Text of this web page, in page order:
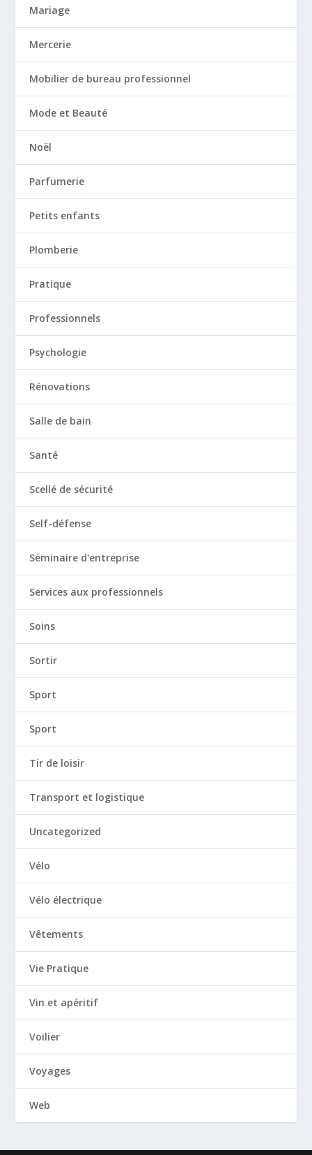
Mariage
Mercerie
Mobilier de bureau professionnel
Mode et Beauté
Noël
Parfumerie
Petits enfants
Plomberie
Pratique
Professionnels
Psychologie
Rénovations
Salle de bain
Santé
Scellé de sécurité
Self-défense
Séminaire d'entreprise
Services aux professionnels
Soins
Sortir
Sport
Sport
Tir de loisir
Transport et logistique
Uncategorized
Vélo
Vélo électrique
Vêtements
Vie Pratique
Vin et apéritif
Voilier
Voyages
Web